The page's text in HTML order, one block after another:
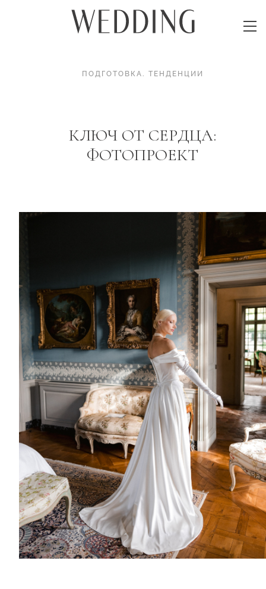
ПОДГОТОВКА. ТЕНДЕНЦИИ
КЛЮЧ ОТ СЕРДЦА:
ФОТОПРОЕКТ